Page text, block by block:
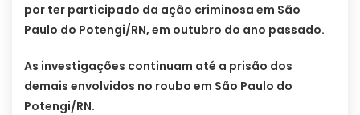
por ter participado da ação criminosa em São
Paulo do Potengi/RN, em outubro do ano passado.
As investigações continuam até a prisão dos
demais envolvidos no roubo em São Paulo do
Potengi/RN.